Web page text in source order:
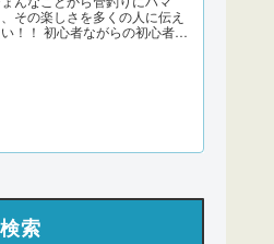
その楽しさを多くの人に伝え
！！ 初心者ながらの初心者目
検索